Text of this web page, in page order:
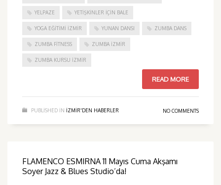
YELPAZE YETIŞKINLER IÇIN BALE
YOGA EĞITIMI İZMIR YUNAN DANSI ZUMBA DANS
ZUMBA FITNESS ZUMBA İZMIR
ZUMBA KURSU İZMIR
READ MORE
PUBLISHED IN IZMIR'DEN HABERLER NO COMMENTS
FLAMENCO ESMIRNA 11 Mayıs Cuma Akşamı
Soyer Jazz & Blues Studio’da!